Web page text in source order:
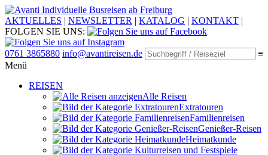
Individuelle Busreisen ab Freiburg
AKTUELLES | NEWSLETTER | KATALOG | KONTAKT |
FOLGEN SIE UNS:
0761 3865880 info@avantireisen.de
≡
Menü
REISEN
Alle Reisen
Extratouren
Familien­reisen
Genießer-Reisen
Heimatkunde